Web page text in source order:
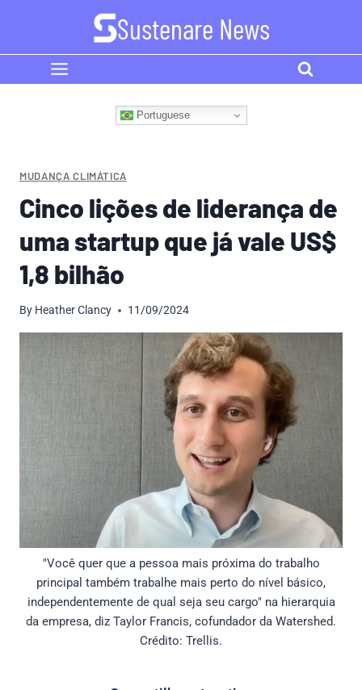
content
Sustenare News
Portuguese
MUDANÇA CLIMÁTICA
Cinco lições de liderança de
uma startup que já vale US$
1,8 bilhão
By Heather Clancy 11/09/2024
"Você quer que a pessoa mais próxima do trabalho
principal também trabalhe mais perto do nível básico,
independentemente de qual seja seu cargo" na hierarquia
da empresa, diz Taylor Francis, cofundador da Watershed.
Crédito: Trellis.